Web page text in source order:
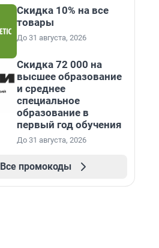
Скидка 10% на все
товары
До 31 августа, 2026
Скидка 72 000 на
высшее образование
и среднее
специальное
образование в
первый год обучения
До 31 августа, 2026
Все промокоды